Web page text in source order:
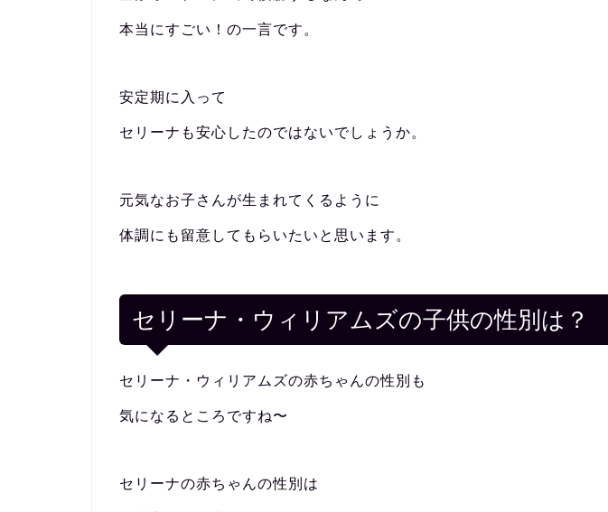
本当にすごい！の一言です。
安定期に入って
セリーナも安心したのではないでしょうか。
元気なお子さんが生まれてくるように
体調にも留意してもらいたいと思います。
セリーナ・ウィリアムズの子供の性別は？
セリーナ・ウィリアムズの赤ちゃんの性別も
気になるところですね〜
セリーナの赤ちゃんの性別は